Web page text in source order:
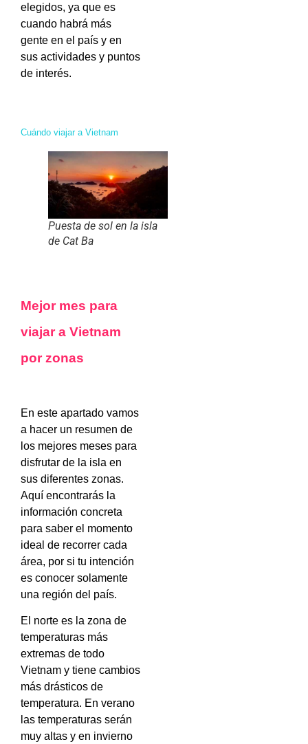
elegidos, ya que es
cuando habrá más
gente en el país y en
sus actividades y puntos
de interés.
Cuándo viajar a Vietnam
Puesta de sol en la isla
de Cat Ba
Mejor mes para
viajar a Vietnam
por zonas
En este apartado vamos
a hacer un resumen de
los mejores meses para
disfrutar de la isla en
sus diferentes zonas.
Aquí encontrarás la
información concreta
para saber el momento
ideal de recorrer cada
área, por si tu intención
es conocer solamente
una región del país.
El norte es la zona de
temperaturas más
extremas de todo
Vietnam y tiene cambios
más drásticos de
temperatura. En verano
las temperaturas serán
muy altas y en invierno